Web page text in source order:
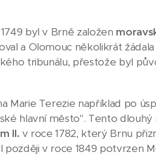
byl v Brně založen
a Olomouc několikrát
tribunálu, přestože byl
Marie Terezie například po
hlavní město". Tento
II. v roce 1782, který Brnu
později v roce 1849 potvrzen